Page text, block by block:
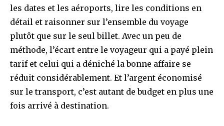
les dates et les aéroports, lire les conditions en
détail et raisonner sur l’ensemble du voyage
plutôt que sur le seul billet. Avec un peu de
méthode, l’écart entre le voyageur qui a payé plein
tarif et celui qui a déniché la bonne affaire se
réduit considérablement. Et l’argent économisé
sur le transport, c’est autant de budget en plus une
fois arrivé à destination.